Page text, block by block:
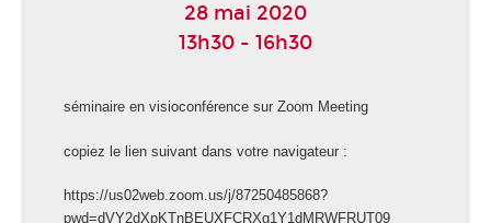
28 mai 2020
13h30 - 16h30
séminaire en visioconférence sur Zoom Meeting
copiez le lien suivant dans votre navigateur :
https://us02web.zoom.us/j/87250485868?
pwd=dVY2dXpKTnBEUXFCRXg1Y1dMRWFRUT09